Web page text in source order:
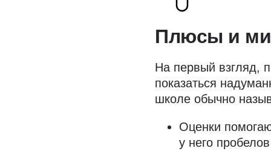
Плюсы и
На первый взгляд,
показаться
школе обычно
Оценки
у него